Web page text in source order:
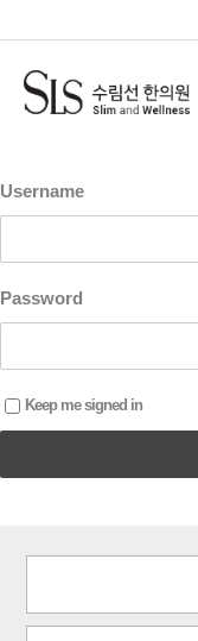
Username
Password
Keep me signed in